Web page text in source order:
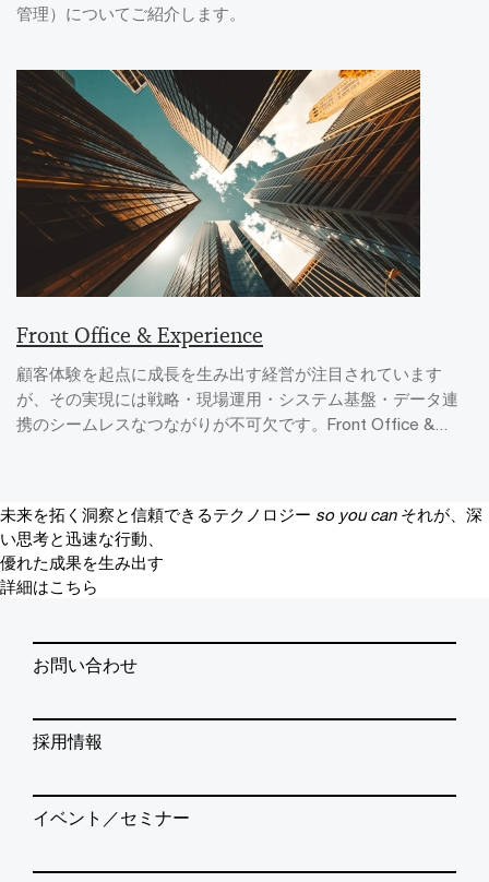
管理）についてご紹介します。
Front Office & Experience
顧客体験を起点に成長を生み出す経営が注目されています
が、その実現には戦略・現場運用・システム基盤・データ連
携のシームレスなつながりが不可欠です。Front Office &...
未来を拓く洞察と信頼できるテクノロジー so you can それが、深
い思考と迅速な行動、
優れた成果を生み出す
詳細はこちら
お問い合わせ
採用情報
イベント／セミナー